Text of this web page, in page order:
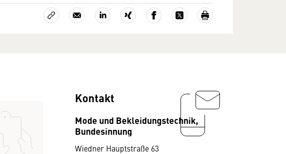
Kontakt
Mode und Bekleidungstechnik,
Bundesinnung
Wiedner Hauptstraße 63